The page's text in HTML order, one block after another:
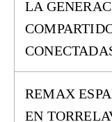
LA
REMAX
EN